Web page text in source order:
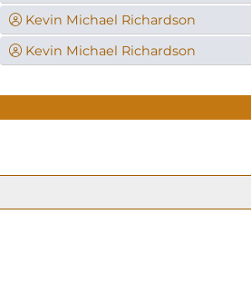
Kevin Michael Richardson
Kevin Michael Richardson